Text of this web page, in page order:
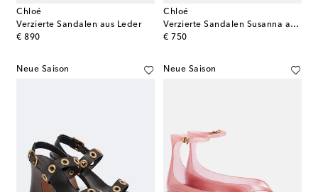
Chloé
Verzierte Sandalen aus Leder
€ 890
original price
Chloé
Verzierte Sandalen Susanna aus Lackleder
€ 750
original price
Neue Saison Neue Saison